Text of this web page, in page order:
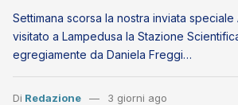
Settimana scorsa la nostra inviata speciale
visitato a Lampedusa la Stazione
egregiamente da Daniela Freggi…
Di Redazione 3 giorni ago